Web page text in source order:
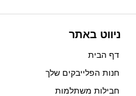
ניווט באתר
דף הבית
חנות הפלייבקים שלך
חבילות משתלמות